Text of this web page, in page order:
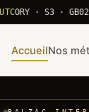
· S3 · GB02
AccueilNos